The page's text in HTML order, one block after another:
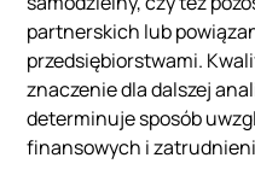
partnerskich lub
przedsiębiorstwami.
znaczenie dla dalszej
determinuje sposób
finansowych i